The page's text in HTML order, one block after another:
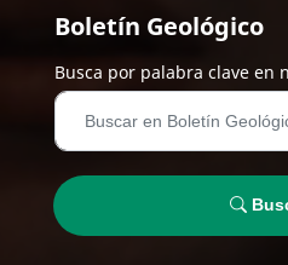
Boletín Geológico
Busca por palabra clave en